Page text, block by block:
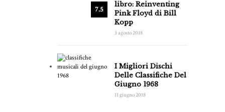
7.5
libro: Reinventing
Pink Floyd di Bill
Kopp
3 agosto 2018
I Migliori Dischi
Delle Classifiche Del
Giugno 1968
11 giugno 2018